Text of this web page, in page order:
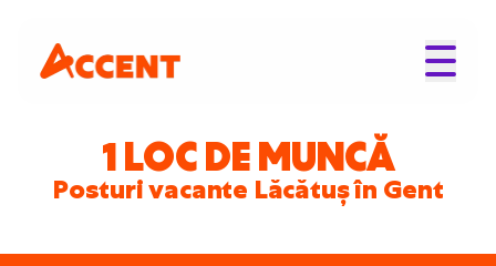
1 LOC DE MUNCĂ
Posturi vacante Lăcătuș în Gent